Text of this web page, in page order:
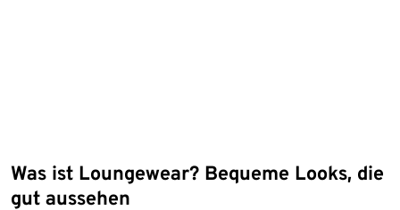
Was ist Loungewear? Bequeme Looks, die
gut aussehen